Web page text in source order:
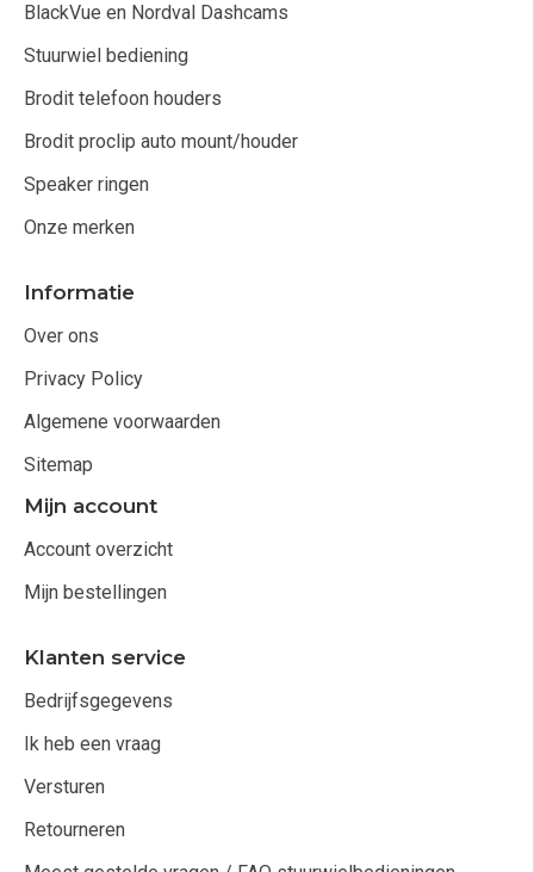
BlackVue en Nordval Dashcams
Stuurwiel bediening
Brodit telefoon houders
Brodit proclip auto mount/houder
Speaker ringen
Onze merken
Informatie
Over ons
Privacy Policy
Algemene voorwaarden
Sitemap
Mijn account
Account overzicht
Mijn bestellingen
Klanten service
Bedrijfsgegevens
Ik heb een vraag
Versturen
Retourneren